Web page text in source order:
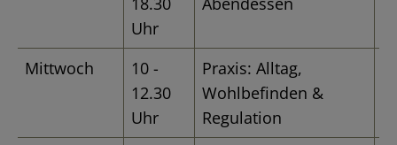
Uhr
Mittwoch
10 -
12.30
Uhr
Praxis: Alltag,
Wohlbefinden &
Regulation